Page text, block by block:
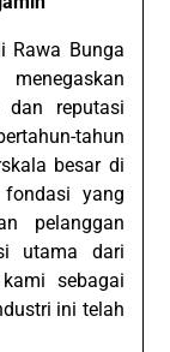
Rawa Bunga
dan reputasi
tahun
besar di
fondasi yang
pelanggan
utama dari
sebagai
ini telah